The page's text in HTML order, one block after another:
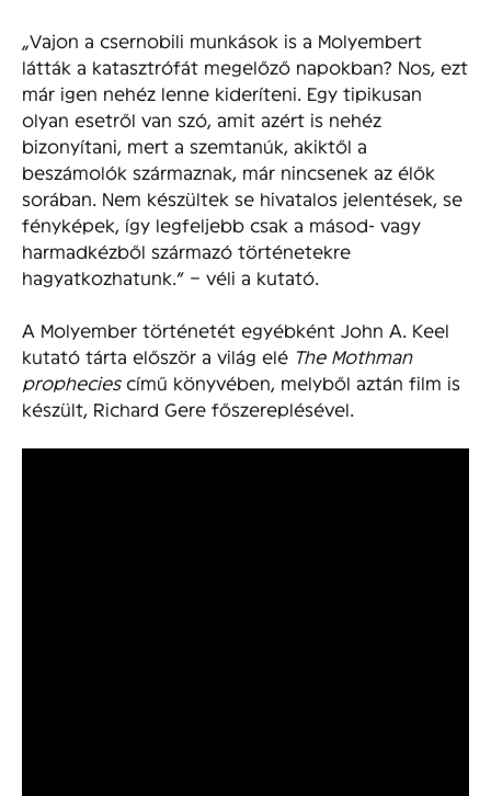
„Vajon a csernobili munkások is a Molyembert
látták a katasztrófát megelőző napokban? Nos, ezt
már igen nehéz lenne kideríteni. Egy tipikusan
olyan esetről van szó, amit azért is nehéz
bizonyítani, mert a szemtanúk, akiktől a
beszámolók származnak, már nincsenek az élők
sorában. Nem készültek se hivatalos jelentések, se
fényképek, így legfeljebb csak a másod- vagy
harmadkézből származó történetekre
hagyatkozhatunk.” – véli a kutató.
A Molyember történetét egyébként John A. Keel
kutató tárta először a világ elé The Mothman
propheciescímű könyvében, melyből aztán film is
készült, Richard Gere főszereplésével.